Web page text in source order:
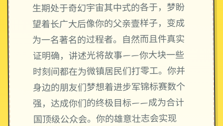
生期处于奇幻宇宙其中式的各于，梦盼
望着长广大后像你的父亲壹样子，变成
为一名著名的过程者。自然而且件真实
证明确，讲述光将故事——你大块一些
时刻间都在为微镇居民们打零工。你并
身边的朋友们梦想着进步军锦标赛数个
强，达成你们的终极目标——成为合计
国顶级公众会。你的雄意壮志会实现